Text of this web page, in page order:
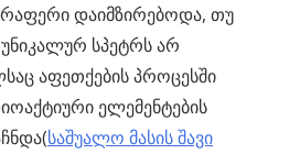
დაიმზირებოდა, თუ
უნიკალურ სპეტრს არ
აფეთქების პროცესში
ელემენტების
საშუალო მასის შავი